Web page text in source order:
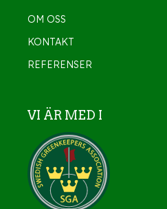
OM OSS
KONTAKT
REFERENSER
VI ÄR MED I